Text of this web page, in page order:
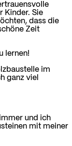
Kinder. Sie
dass die
Zeit
lernen!
im
ganz viel
und ich
mit meiner